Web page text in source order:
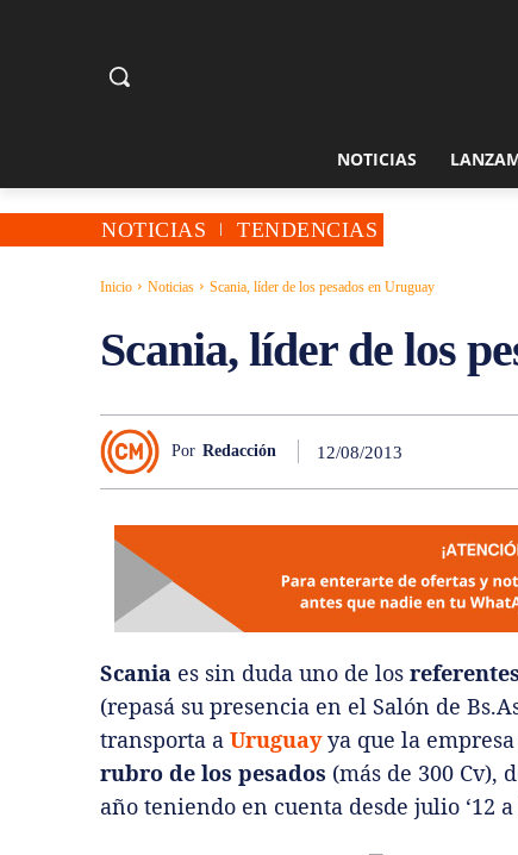
NOTICIAS
NOTICIAS TENDENCIAS
Inicio Noticias Scania, líder de los pesados en Uruguay
Scania, líder de los
Por Redacción 12/08/2013
Scania es sin duda uno de los referentes
(repasá su presencia en el Salón de
transporta a Uruguayya que la empresa
rubro de los pesados (más de 300 Cv),
año teniendo en cuenta desde julio ‘12 a